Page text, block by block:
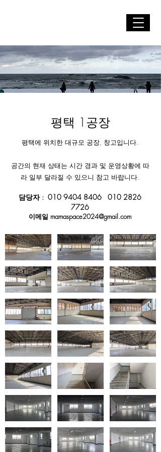
평택 1공장
평택에 위치한 대규모 공장, 창고입니다.
공간의 현재 상태는 시간 경과 및 운영상황에 따
라 일부 달라질 수 있으니 참고 바랍니다.​
담당자 : 010 9404 8406
010 2826
7726
이메일 mamaspace2024@gmail.com